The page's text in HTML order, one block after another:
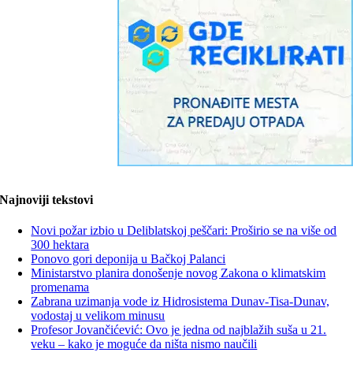
Najnoviji tekstovi
Novi požar izbio u Deliblatskoj peščari: Proširio se na više od
300 hektara
Ponovo gori deponija u Bačkoj Palanci
Ministarstvo planira donošenje novog Zakona o klimatskim
promenama
Zabrana uzimanja vode iz Hidrosistema Dunav-Tisa-Dunav,
vodostaj u velikom minusu
Profesor Jovančićević: Ovo je jedna od najblažih suša u 21.
veku – kako je moguće da ništa nismo naučili